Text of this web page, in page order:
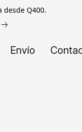
desde Q400.
Envío